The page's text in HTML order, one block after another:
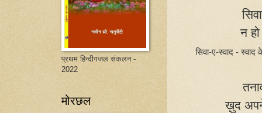
न
सिवा-ए-स्वाद -स्वाद
ख़ुद
प्रथम हिन्दीगजल संकलन -
2022
मोरछल